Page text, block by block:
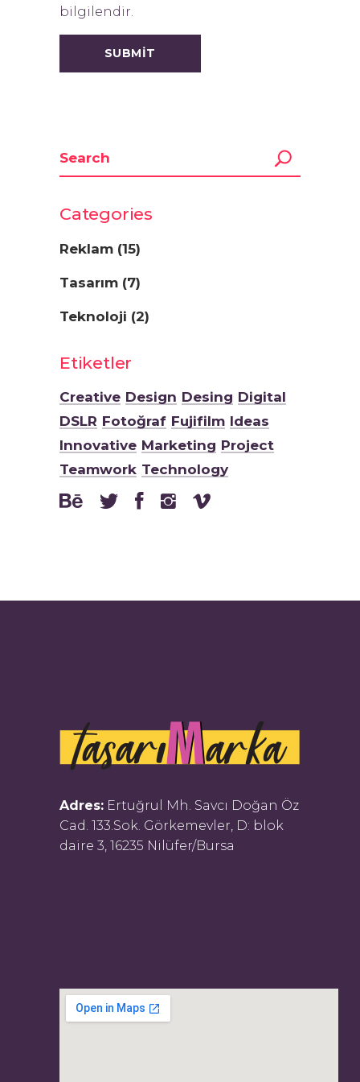
bilgilendir.
Categories
Reklam (15)
Tasarım (7)
Teknoloji (2)
Etiketler
Creative Design Desing Digital
DSLR Fotoğraf Fujifilm Ideas
Innovative Marketing Project
Teamwork Technology
Adres: Ertuğrul Mh. Savcı Doğan Öz
Cad. 133.Sok. Görkemevler, D: blok
daire 3, 16235 Nilüfer/Bursa